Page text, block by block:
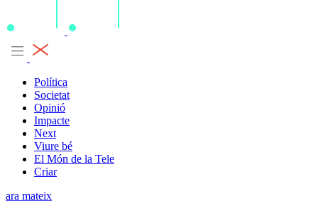
Política
Societat
Opinió
Impacte
Next
Viure bé
El Món de la Tele
Criar
ara mateix